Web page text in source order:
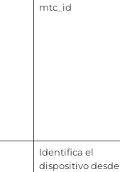
mtc_id
Identifica el
dispositivo desde